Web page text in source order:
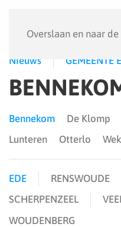
Overslaan en naar
Nieuws GEMEENTE
Bennekom De Klomp
Lunteren
Otterlo
EDE RENSWOUDE
SCHERPENZEEL
WOUDENBERG